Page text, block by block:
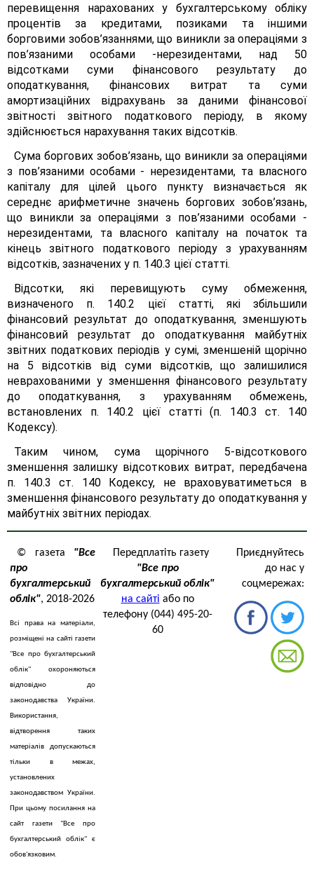
перевищення нарахованих у бухгалтерському обліку
процентів за кредитами, позиками та іншими
борговими зобов’язаннями, що виникли за операціями з
пов’язаними особами -нерезидентами, над 50
відсотками суми фінансового результату до
оподаткування, фінансових витрат та суми
амортизаційних відрахувань за даними фінансової
звітності звітного податкового періоду, в якому
здійснюється нарахування таких відсотків.
Сума боргових зобов’язань, що виникли за операціями
з пов’язаними особами - нерезидентами, та власного
капіталу для цілей цього пункту визначається як
середнє арифметичне значень боргових зобов’язань,
що виникли за операціями з пов’язаними особами -
нерезидентами, та власного капіталу на початок та
кінець звітного податкового періоду з урахуванням
відсотків, зазначених у п. 140.3 цієї статті.
Відсотки, які перевищують суму обмеження,
визначеного п. 140.2 цієї статті, які збільшили
фінансовий результат до оподаткування, зменшують
фінансовий результат до оподаткування майбутніх
звітних податкових періодів у сумі, зменшеній щорічно
на 5 відсотків від суми відсотків, що залишилися
неврахованими у зменшення фінансового результату
до оподаткування, з урахуванням обмежень,
встановлених п. 140.2 цієї статті (п. 140.3 ст. 140
Кодексу).
Таким чином, сума щорічного 5-відсоткового
зменшення залишку відсоткових витрат, передбачена
п. 140.3 ст. 140 Кодексу, не враховуватиметься в
зменшення фінансового результату до оподаткування у
майбутніх звітних періодах.
© газета "Все
про
бухгалтерський
облік", 2018-2026
Всі права на матеріали,
розміщені на сайті газети
"Все про бухгалтерський
облік" охороняються
відповідно до
законодавства України.
Використання,
відтворення таких
матеріалів допускаються
тільки в межах,
установлених
законодавством України.
При цьому посилання на
сайт газети "Все про
бухгалтерський облік" є
обов'язковим.
Передплатіть газету
"Все про
бухгалтерський облік"
на сайті або по
телефону (044) 495-20-
60
Приєднуйтесь
до нас у
соцмережах: